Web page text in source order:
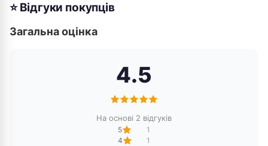
⭐ Відгуки покупців
Загальна оцінка
4.5
На основі 2 відгуків
5
1
4
1